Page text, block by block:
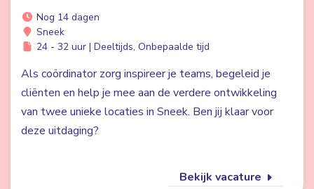
Nog 14 dagen
Sneek
24 - 32 uur | Deeltijds, Onbepaalde tijd
Als coördinator zorg inspireer je teams, begeleid je
cliënten en help je mee aan de verdere ontwikkeling
van twee unieke locaties in Sneek. Ben jij klaar voor
deze uitdaging?
Bekijk vacature